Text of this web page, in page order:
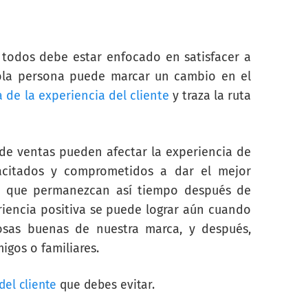
debe estar enfocado en satisfacer a
persona puede marcar un cambio en el
de la experiencia del cliente y traza la ruta
ventas pueden afectar la experiencia de
y comprometidos a dar el mejor
permanezcan así tiempo después de
positiva se puede lograr aún cuando
buenas de nuestra marca, y después,
o familiares.
cliente que debes evitar.